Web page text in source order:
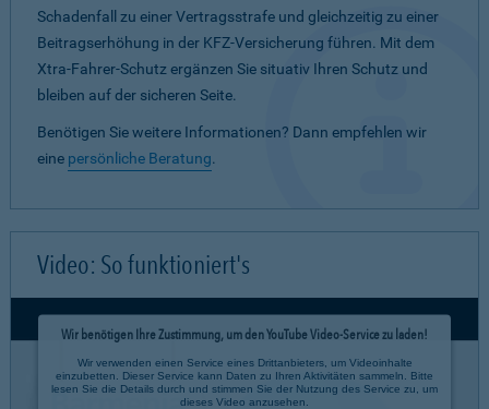
Schadenfall zu einer Vertragsstrafe und gleichzeitig zu einer
Beitragserhöhung in der KFZ-Versicherung führen. Mit dem
Xtra-Fahrer-Schutz ergänzen Sie situativ Ihren Schutz und
bleiben auf der sicheren Seite.
Benötigen Sie weitere Informationen? Dann empfehlen wir
eine persönliche Beratung.
Video: So funktioniert's
Wir benötigen Ihre Zustimmung, um den YouTube Video-Service zu laden!
Wir verwenden einen Service eines Drittanbieters, um Videoinhalte
einzubetten. Dieser Service kann Daten zu Ihren Aktivitäten sammeln. Bitte
lesen Sie die Details durch und stimmen Sie der Nutzung des Service zu, um
dieses Video anzusehen.